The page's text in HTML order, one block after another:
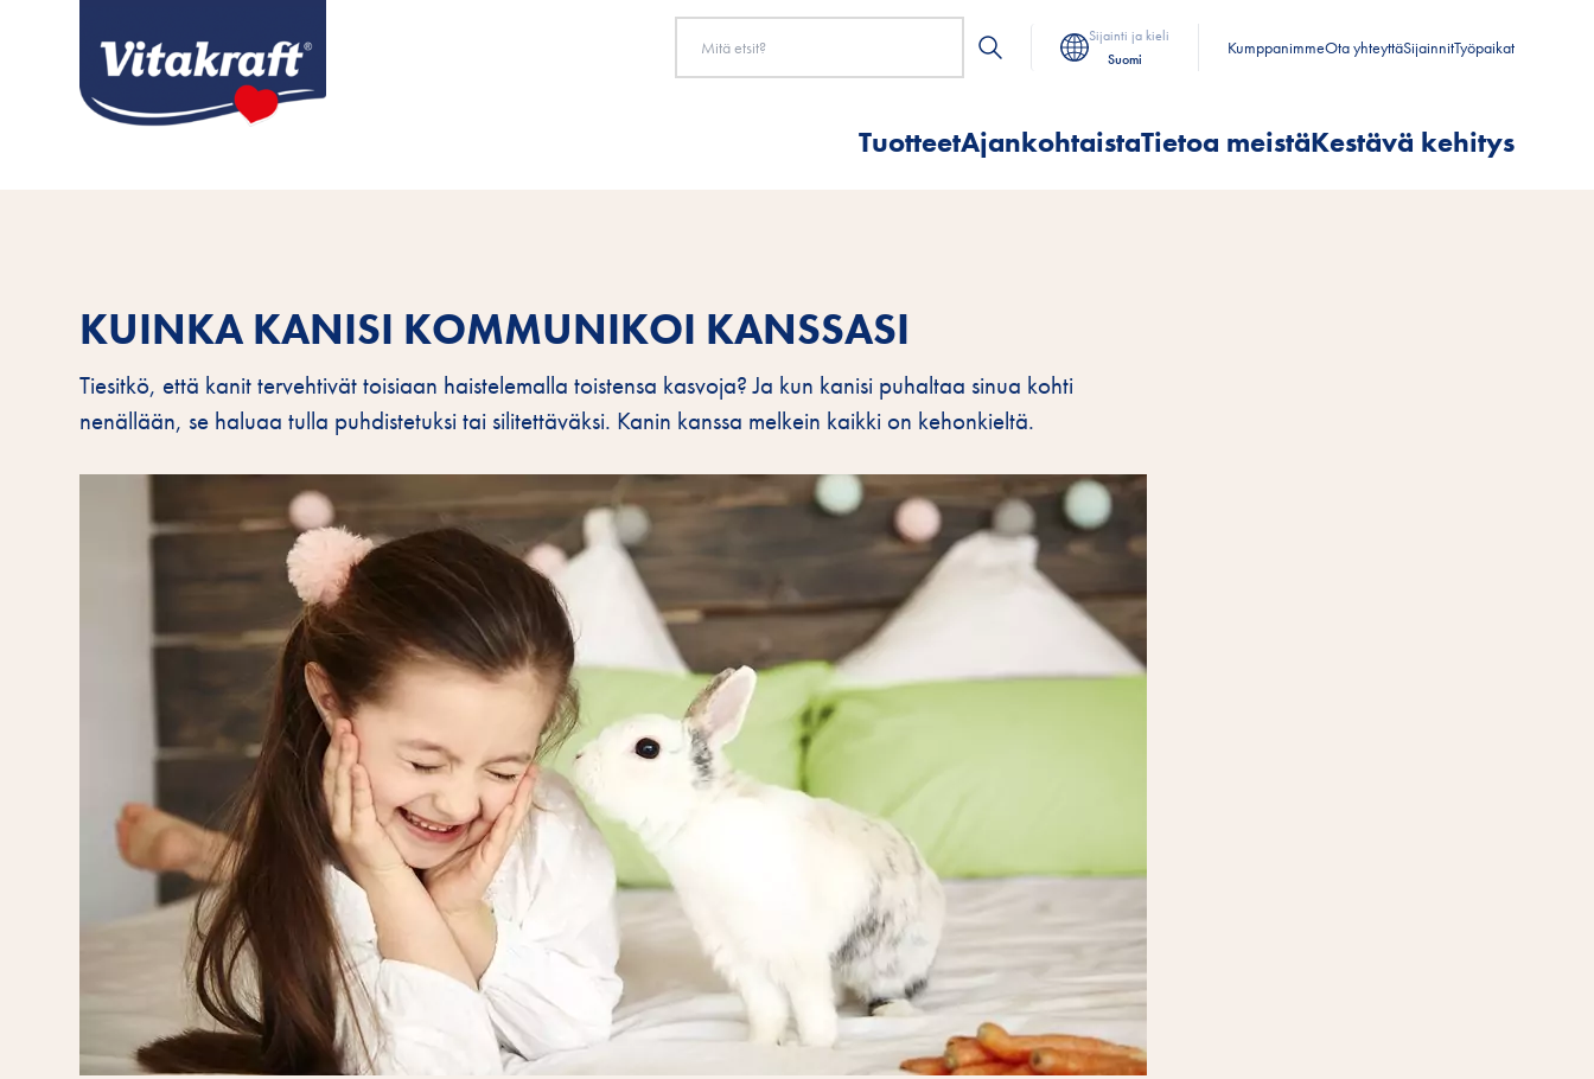
Sijainti ja kieli
Suomi
KumppanimmeOta yhteyttäSijainnitTyöpaikat
TuotteetAjankohtaistaTietoa meistäKestävä kehitys
KUINKA KANISI KOMMUNIKOI KANSSASI
Tiesitkö, että kanit tervehtivät toisiaan haistelemalla toistensa kasvoja? Ja kun kanisi puhaltaa sinua kohti
nenällään, se haluaa tulla puhdistetuksi tai silitettäväksi. Kanin kanssa melkein kaikki on kehonkieltä.